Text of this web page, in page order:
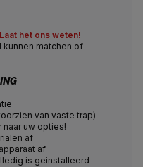
Laat het ons weten!
kunnen matchen of
van vaste trap)
naar uw opties!
af
af
is geinstalleerd